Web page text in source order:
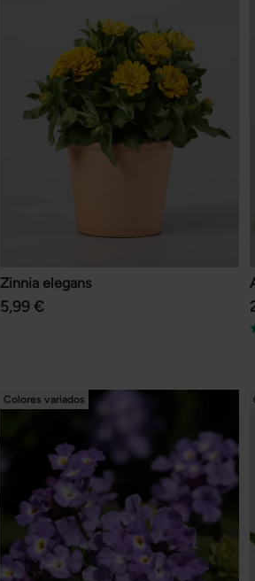
Zinnia elegans
5,99 €
Colores variados